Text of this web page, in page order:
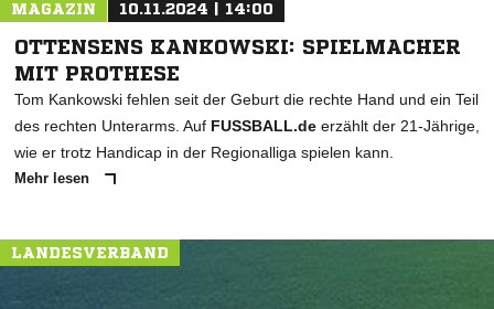
MAGAZIN 10.11.2024 | 14:00
OTTENSENS KANKOWSKI: SPIELMACHER
MIT PROTHESE
Tom Kankowski fehlen seit der Geburt die rechte Hand und ein Teil
des rechten Unterarms. Auf FUSSBALL.de erzählt der 21-Jährige,
wie er trotz Handicap in der Regionalliga spielen kann.
Mehr lesen
LANDESVERBAND